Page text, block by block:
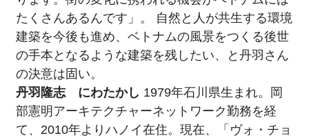
たくさんあるんです」。 自然と人が共生する環境
建築を今後も進め、ベトナムの風景をつくる後世
の手本となるような建築を残したい、と丹羽さん
の決意は固い。
丹羽隆志 にわたかし 1979年石川県生まれ。岡
部憲明アーキテクチャーネットワーク勤務を経
て、2010年よりハノイ在住。現在、「ヴォ・チョ